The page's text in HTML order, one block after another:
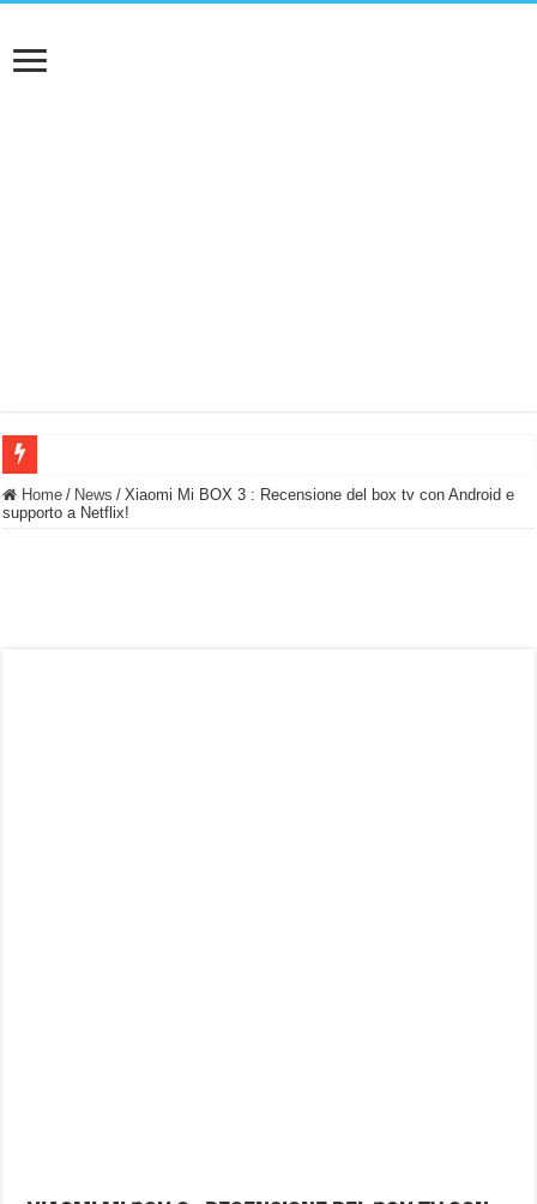
BASTA FATICARE! Questo robot tagliaerba lo appoggi e fa tutto lui! (Senza
Home / News / Xiaomi Mi BOX 3 : Recensione del box tv con Android e
supporto a Netflix!